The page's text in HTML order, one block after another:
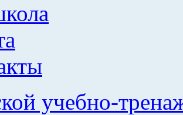
учебно-